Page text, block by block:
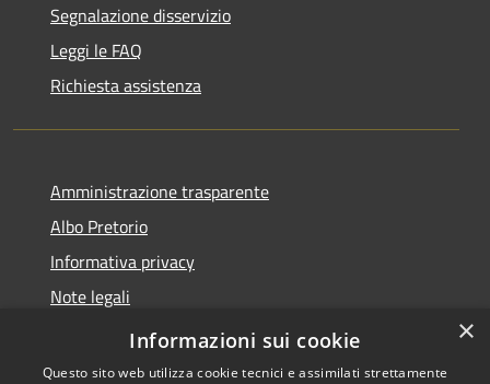
Segnalazione disservizio
Leggi le FAQ
Richiesta assistenza
Amministrazione trasparente
Albo Pretorio
Informativa privacy
Note legali
Dichiarazione di accessibilità
×
Informazioni sui cookie
Questo sito web utilizza cookie tecnici e assimilati strettamente